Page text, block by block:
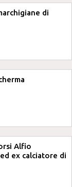
di
Alfio
ex calciatore di